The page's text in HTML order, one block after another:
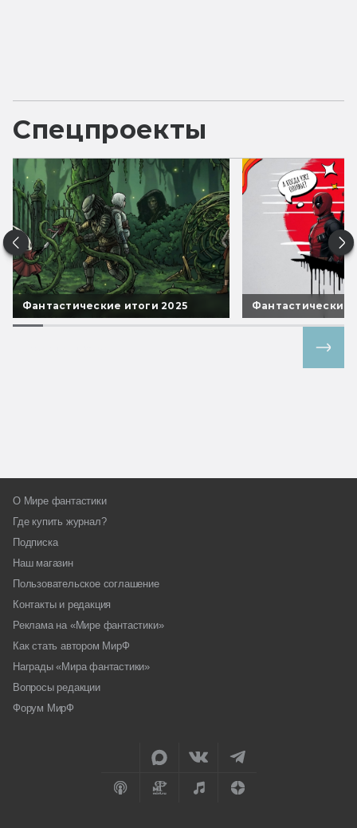
Спецпроекты
Фантастические итоги 2025 Фантастические
О Мире фантастики
Где купить журнал?
Подписка
Наш магазин
Пользовательское соглашение
Контакты и редакция
Реклама на «Мире фантастики»
Как стать автором МирФ
Награды «Мира фантастики»
Вопросы редакции
Форум МирФ